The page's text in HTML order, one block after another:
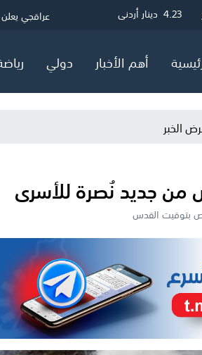
3 دولار أمريكي4.05 جنيه إسترليني 4.23 دينار أردني الحرس
عراقجي
أهم الأخبار دولي
الخبر
من جديد نُصرة للأسرى